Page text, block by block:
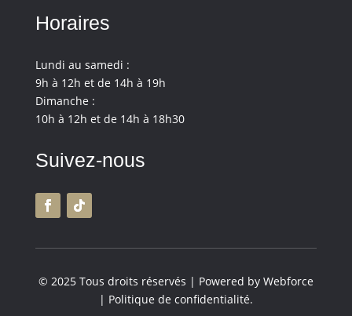
Horaires
Lundi au samedi :
9h à 12h et de 14h à 19h
Dimanche :
10h à 12h et de 14h à 18h30
Suivez-nous
© 2025 Tous droits réservés | Powered by Webforce
| Politique de confidentialité.